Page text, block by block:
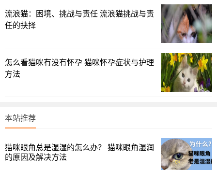
猫咪拉肚子拉稀图
1、感冒着凉引起的拉肚子，先治好感冒，可以使用感诺宁
治疗，拉肚子可以吃维利克；
2、应急反应导致的拉肚子，需要宠主缓解猫咪情绪，安抚
3、消化不良，宠主要把猫咪禁食一天，但要保证饮用水即
可 ；
4、寄生虫引起的需要驱虫，可以用普拿杜驱虫，如果驱虫
流浪猫：困境、挑战与责任 流浪猫挑战与责
任的抉择
怎么看猫咪有没有怀孕 猫咪怀孕症状与护理
方法
本站推荐
猫咪眼角总是湿湿的怎么办？ 猫咪眼角湿润
的原因及解决方法